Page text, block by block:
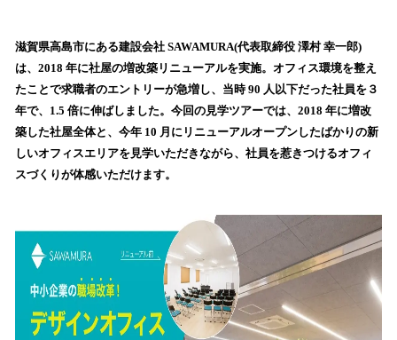
！
数
を
読
込
み
中
滋賀県高島市にある建設会社 SAWAMURA(代表取締役 澤村 幸一郎)
は、2018 年に社屋の増改築リニューアルを実施。オフィス環境を整え
たことで求職者のエントリーが急増し、当時 90 人以下だった社員を３
年で、1.5 倍に伸ばしました。今回の見学ツアーでは、2018 年に増改
築した社屋全体と、今年 10 月にリニューアルオープンしたばかりの新
しいオフィスエリアを見学いただきながら、社員を惹きつけるオフィ
スづくりが体感いただけます。